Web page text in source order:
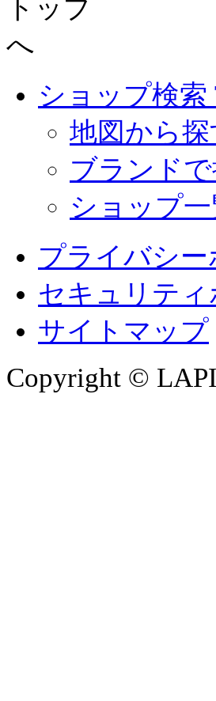
ショップ検索
地図から探
ブランド
ショップ一
プライバシー
セキュリティ
サイトマップ
Copyright ©